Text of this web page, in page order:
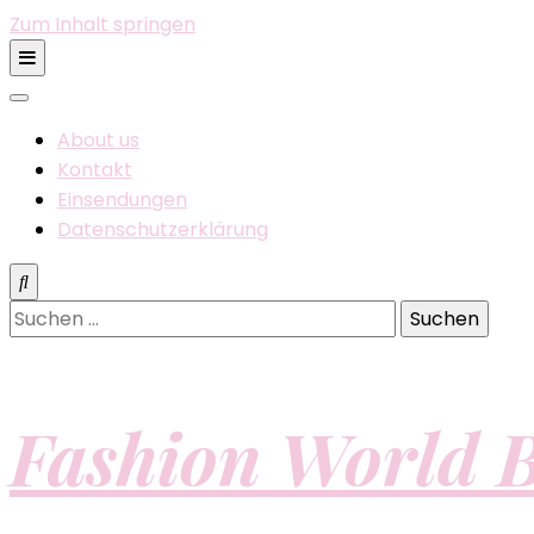
Zum Inhalt springen
About us
Kontakt
Einsendungen
Datenschutzerklärung
Suchen
nach:
Fashion World